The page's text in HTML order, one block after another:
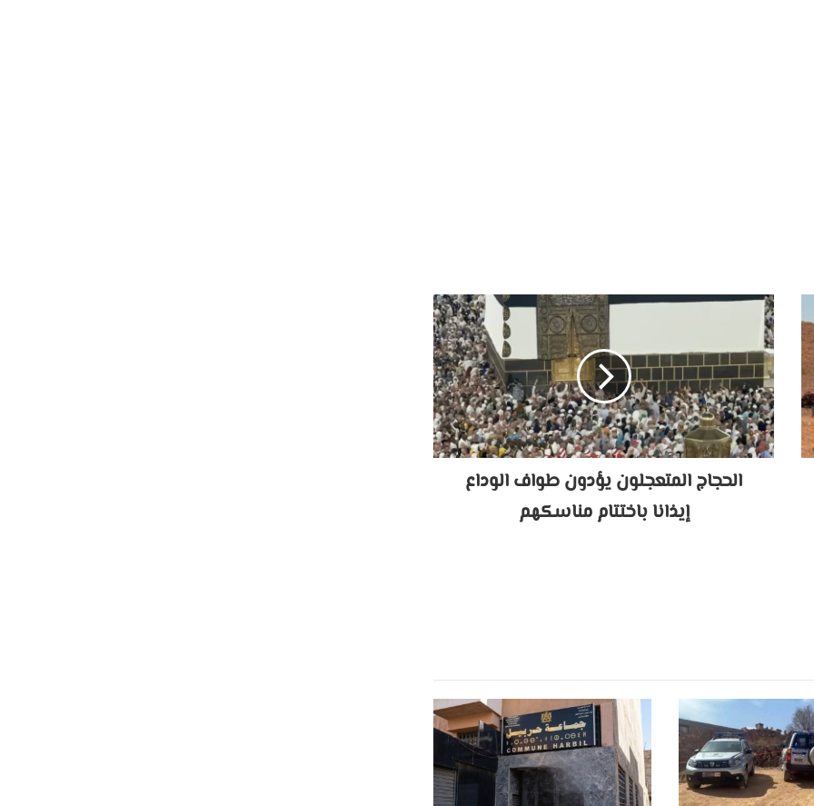
الحجاج المتعجلون يؤدون طواف الوداع
إيذانا باختتام مناسكهم